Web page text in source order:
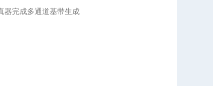
器完成多通道基带生成